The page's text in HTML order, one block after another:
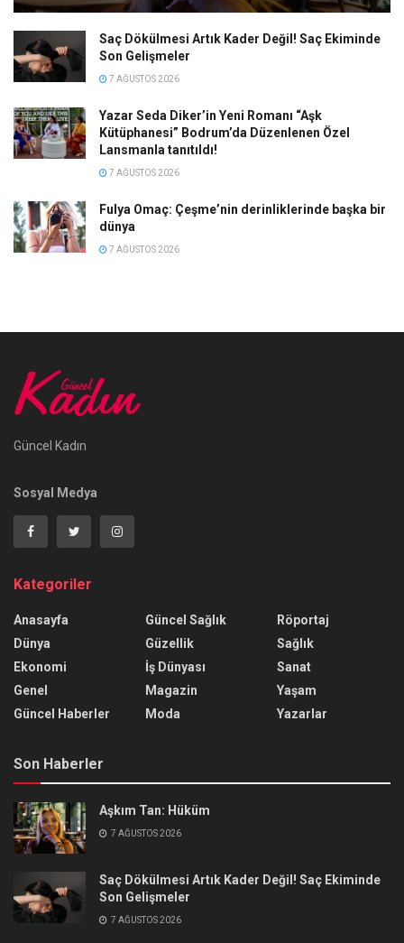
Saç Dökülmesi Artık Kader Değil! Saç Ekiminde
Son Gelişmeler
7 AĞUSTOS 2026
Yazar Seda Diker’in Yeni Romanı “Aşk
Kütüphanesi” Bodrum’da Düzenlenen Özel
Lansmanla tanıtıldı!
7 AĞUSTOS 2026
Fulya Omaç: Çeşme’nin derinliklerinde başka bir
dünya
7 AĞUSTOS 2026
Güncel Kadın
Sosyal Medya
Kategoriler
Anasayfa
Dünya
Ekonomi
Genel
Güncel Haberler
Güncel Sağlık
Güzellik
İş Dünyası
Magazin
Moda
Röportaj
Sağlık
Sanat
Yaşam
Yazarlar
Son Haberler
Aşkım Tan: Hüküm
7 AĞUSTOS 2026
Saç Dökülmesi Artık Kader Değil! Saç Ekiminde
Son Gelişmeler
7 AĞUSTOS 2026